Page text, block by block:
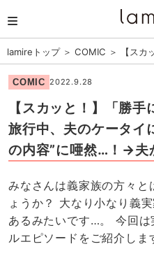
lamireトップ＞ COMIC ＞ 【ス
COMIC 2022.9.28
【スカッと！】「勝手
旅行中、夫のケータイ
の内容”に唖然…！→夫
みなさんは義家族の方々と
ょうか？ 大なり小なり義
あるみたいです…。 今回
ルエピソードをご紹介しま